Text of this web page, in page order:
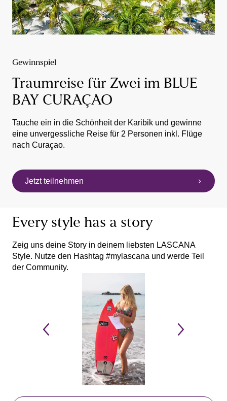
Gewinnspiel
Traumreise für Zwei im BLUE
BAY CURAÇAO
Tauche ein in die Schönheit der Karibik und gewinne
eine unvergessliche Reise für 2 Personen inkl. Flüge
nach Curaçao.
Jetzt teilnehmen
Every style has a story
Zeig uns deine Story in deinem liebsten LASCANA
Style. Nutze den Hashtag #mylascana und werde Teil
der Community.